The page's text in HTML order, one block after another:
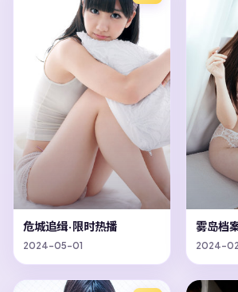
危城追缉·限时热播
2024-05-01
雾岛档
2024-